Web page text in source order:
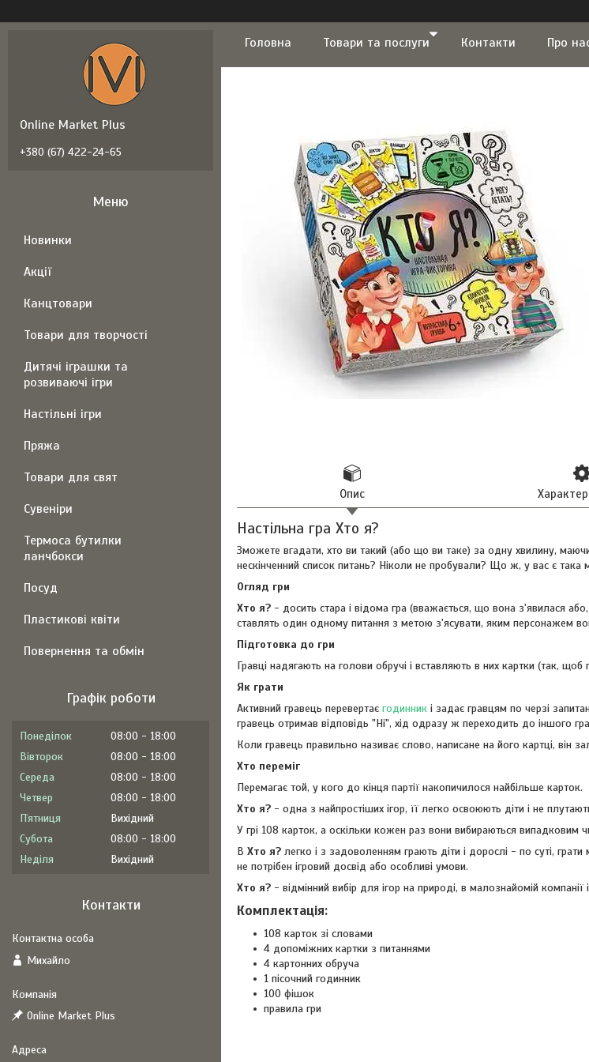
Головна Товари та послуги Контакти Про
Опис
Настільна гра Хто я?
Зможете вгадати, хто ви такий (або що ви таке) за одну хвилину,
нескінченний список питань? Ніколи не пробували? Що ж, у вас є така
Огляд гри
Хто я? - досить стара і відома гра (вважається, що вона з'явилася
ставлять один одному питання з метою з'ясувати, яким персонажем
Підготовка до гри
Гравці надягають на голови обручі і вставляють в них картки (так,
Як грати
Активний гравець перевертає годинник і задає гравцям по черзі
гравець отримав відповідь "Ні", хід одразу ж переходить до іншого
Коли гравець правильно називає слово, написане на його картці, він
Хто переміг
Перемагає той, у кого до кінця партії накопичилося найбільше карток.
Хто я? - одна з найпростіших ігор, її легко освоюють діти і не
У грі 108 карток, а оскільки кожен раз вони вибираються випадковим
В Хто я? легко і з задоволенням грають діти і дорослі - по суті,
не потрібен ігровий досвід або особливі умови.
Хто я? - відмінний вибір для ігор на природі, в малознайомій компанії
Комплектація:
108 карток зі словами
4 допоміжних картки з питаннями
4 картонних обруча
1 пісочний годинник
100 фішок
правила гри
Online Market Plus
+380 (67) 422-24-65
Новинки
Акції
Канцтовари
Товари для творчості
Дитячі іграшки та
розвиваючі ігри
Настільні ігри
Пряжа
Товари для свят
Сувеніри
Термоса бутилки
ланчбокси
Посуд
Пластикові квіти
Повернення та обмін
Графік роботи
Понеділок 08:00
18:00
Вівторок
08:00
18:00
Середа
08:00
18:00
Четвер
08:00
18:00
Пʼятниця
Вихідний
Субота
08:00
18:00
Неділя
Вихідний
Контакти
Михайло
Online Market Plus